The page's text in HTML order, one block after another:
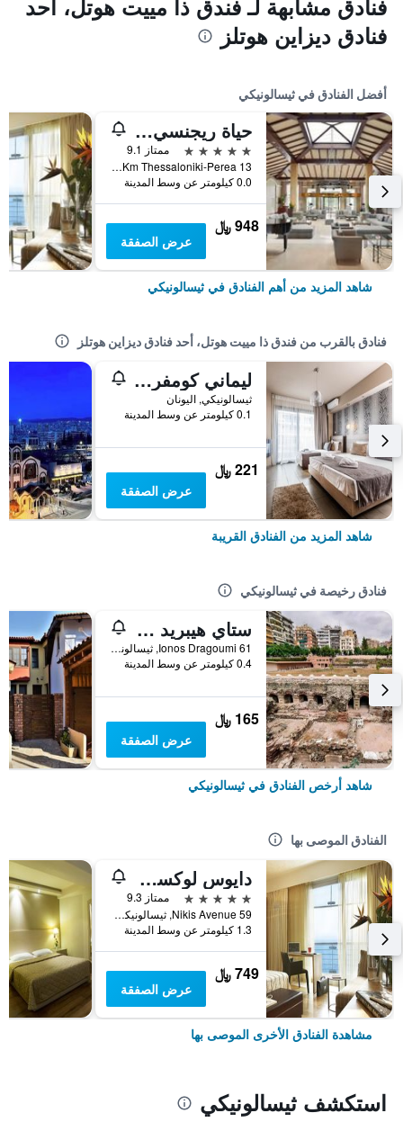
فنادق مشابهة لـ فندق ذا مييت هوتل، أحد
فنادق ديزاين هوتلز
أفضل الفنادق في ثيسالونيكي
حياة ريجنسي سالونيك
5 نجوم
ممتاز 9.1
13 Km Thessaloniki-Perea, ثيسالونيكي, اليونان
0.0 كيلومتر عن وسط المدينة
948 ﷼
عرض الصفقة
شاهد المزيد من أهم الفنادق في ثيسالونيكي
فنادق بالقرب من فندق ذا مييت هوتل، أحد فنادق ديزاين هوتلز
ليماني كومفرت رومز
ثيسالونيكي, اليونان
0.1 كيلومتر عن وسط المدينة
221 ﷼
عرض الصفقة
شاهد المزيد من الفنادق القريبة
فنادق رخيصة في ثيسالونيكي
ستاي هيبريد يوث هوستل
Ionos Dragoumi 61, ثيسالونيكي, اليونان
0.4 كيلومتر عن وسط المدينة
165 ﷼
عرض الصفقة
شاهد أرخص الفنادق في ثيسالونيكي
الفنادق الموصى بها
دايوس لوكسري ليفينغ
5 نجوم
ممتاز 9.3
Nikis Avenue 59, ثيسالونيكي, اليونان
1.3 كيلومتر عن وسط المدينة
749 ﷼
عرض الصفقة
مشاهدة الفنادق الأخرى الموصى بها
استكشف ثيسالونيكي